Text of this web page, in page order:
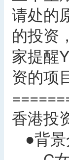
请处的
的投资
家提醒
资的项
香港投
●背景